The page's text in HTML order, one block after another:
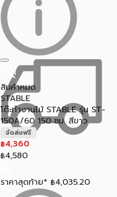
สินค้าหมด
STABLE
โต๊ะทำงานไม้ STABLE รุ่น ST-
150A/60 150 ซม. สีขาว
จัดส่งฟรี
฿4,360
฿4,580
ราคาสุดท้าย* ฿4,035.20